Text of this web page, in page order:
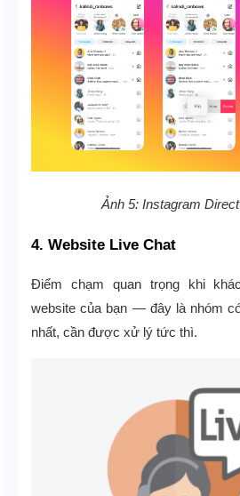
Ảnh 5: Instagram
4. Website Live Chat
Điểm chạm quan trọng khi
website của bạn — đây là nhóm
nhất, cần được xử lý tức thì.